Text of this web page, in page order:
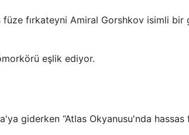
füze fırkateyni Amiral Gorshkov isimli bir
eşlik ediyor.
giderken “Atlas Okyanusu'nda hassas